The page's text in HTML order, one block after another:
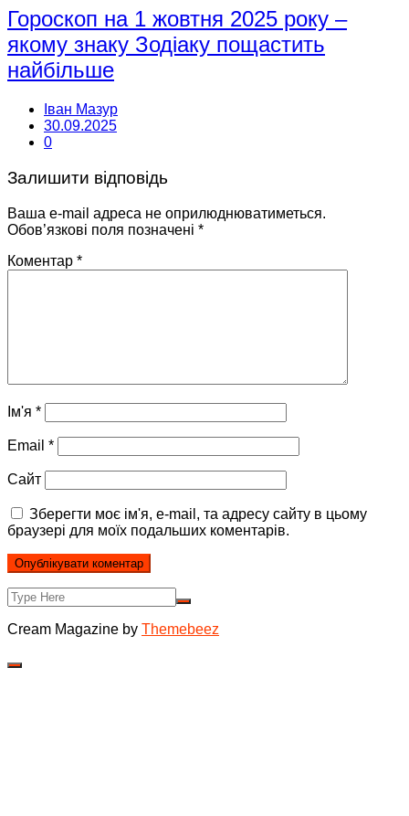
Гороскоп на 1 жовтня 2025 року –
якому знаку Зодіаку пощастить
найбільше
Іван Мазур
30.09.2025
0
Залишити відповідь
Ваша e-mail адреса не оприлюднюватиметься.
Обов’язкові поля позначені *
Коментар *
Ім'я *
Email *
Сайт
Зберегти моє ім'я, e-mail, та адресу сайту в цьому
браузері для моїх подальших коментарів.
Cream Magazine by Themebeez